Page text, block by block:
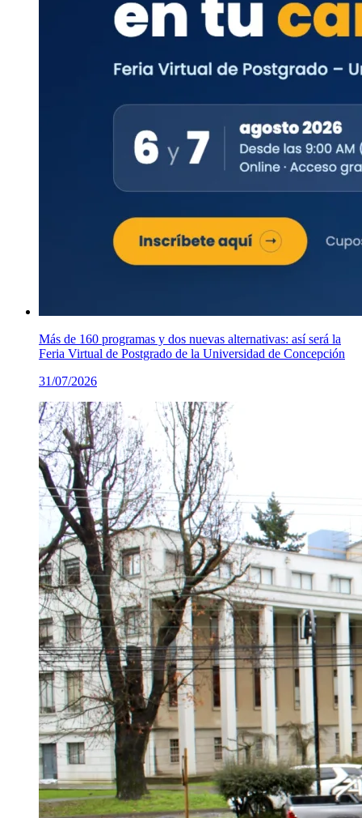
Más de 160 programas y dos nuevas alternativas: así será la
Feria Virtual de Postgrado de la Universidad de Concepción
31/07/2026